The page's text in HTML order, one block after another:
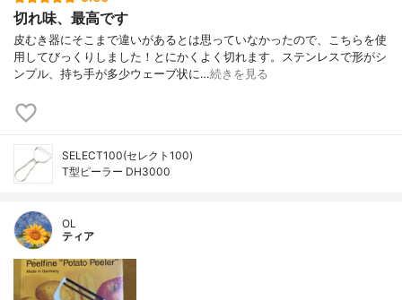
切れ味、最高です
皮むき器にそこまで違いがあるとは思っていなかったので、こちらを使
用してびっくりしました！とにかくよく切れます。ステンレスで形がシ
ンプル、持ち手が多少ウェーブ状に…続きを見る
SELECT100(セレクト100)
T型ピーラー DH3000
OL
ティア